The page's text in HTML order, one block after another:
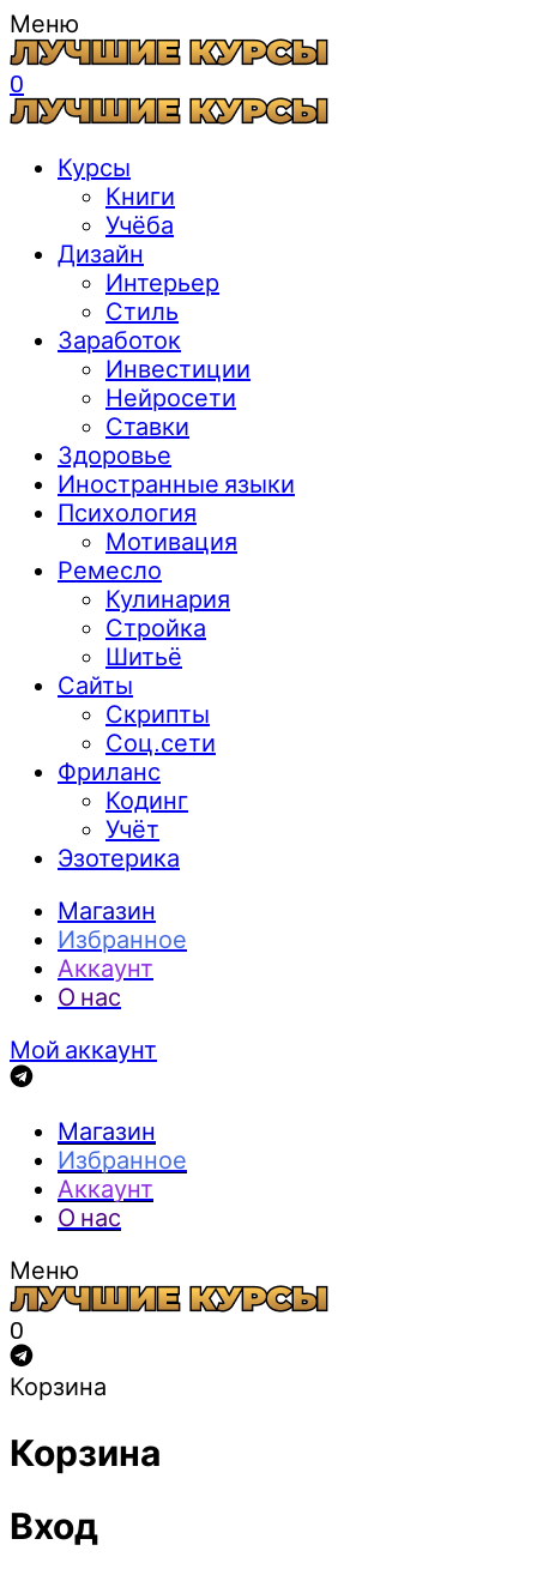
Меню
0
Курсы
Книги
Учёба
Дизайн
Интерьер
Стиль
Заработок
Инвестиции
Нейросети
Ставки
Здоровье
Иностранные языки
Психология
Мотивация
Ремесло
Кулинария
Стройка
Шитьё
Сайты
Скрипты
Соц.сети
Фриланс
Кодинг
Учёт
Эзотерика
Магазин
Избранное
Аккаунт
О нас
Мой аккаунт
Магазин
Избранное
Аккаунт
О нас
Меню
0
Корзина
Корзина
Вход